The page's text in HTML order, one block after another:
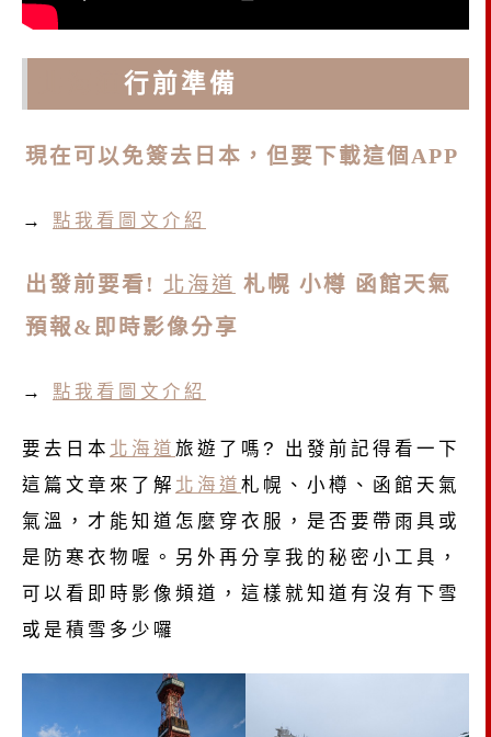
行前準備
現在可以免簽去日本，但要下載這個APP
→ 點我看圖文介紹
出發前要看! 北海道 札幌 小樽 函館天氣
預報&即時影像分享
→ 點我看圖文介紹
要去日本 北海道 旅遊了嗎? 出發前記得看一下
這篇文章來了解 北海道 札幌、小樽、函館天氣
氣溫，才能知道怎麼穿衣服，是否要帶雨具或
是防寒衣物喔。另外再分享我的秘密小工具，
可以看即時影像頻道，這樣就知道有沒有下雪
或是積雪多少囉